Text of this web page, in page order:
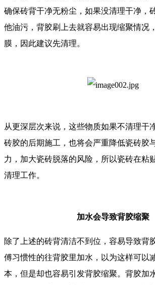
确保砖背干净无粉尘，如果没清理干净，
他油污，背胶刷上去就容易出现缩聚情况
膜，因此建议先清理。
从更深层次来说，这些物质如果不清理干
砖胶的后期施工，也将会严重降低瓷砖胶
力，加大瓷砖脱落的风险，所以瓷砖在粘
清理工作。
加水会导致背胶缩聚
除了上述的砖背清洁不到位，容易导致背
傅习惯性的往背胶里加水，以为这样可以
本，但是却也容易引发背胶缩聚。背胶加